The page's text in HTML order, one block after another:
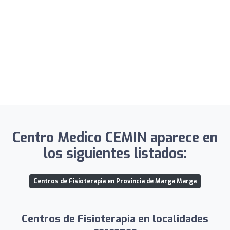
Centro Medico CEMIN aparece en
los siguientes listados:
Centros de Fisioterapia en Provincia de Marga Marga
Centros de Fisioterapia en localidades